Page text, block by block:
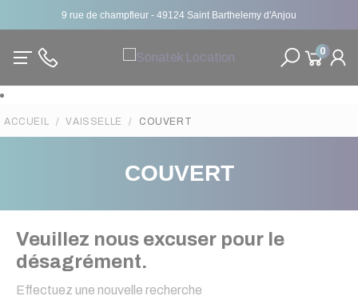
9 rue de champfleur - 49124 Saint Barthelemy d'Anjou
0
ACCUEIL VAISSELLE COUVERT
COUVERT
Veuillez nous excuser pour le
désagrément.
Effectuez une nouvelle recherche